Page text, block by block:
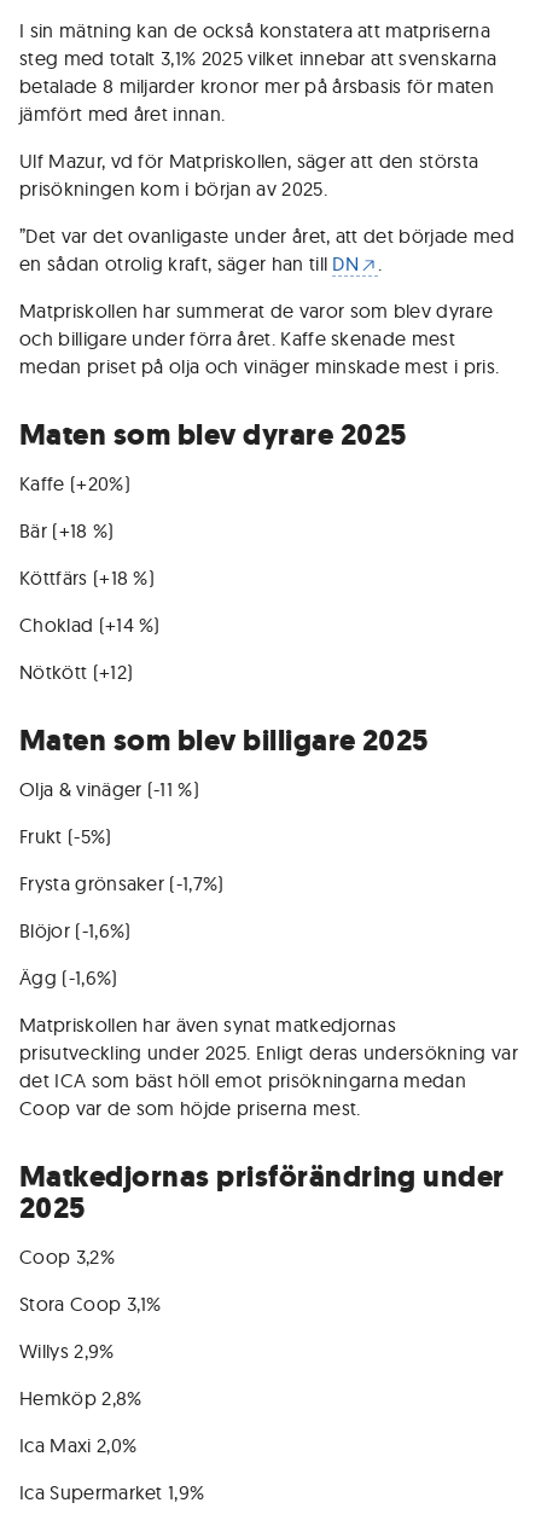
I sin mätning kan de också konstatera att matpriserna
steg med totalt 3,1% 2025 vilket innebar att svenskarna
betalade 8 miljarder kronor mer på årsbasis för maten
jämfört med året innan.
Ulf Mazur, vd för Matpriskollen, säger att den största
prisökningen kom i början av 2025.
”Det var det ovanligaste under året, att det började med
en sådan otrolig kraft, säger han till DN
.
Matpriskollen har summerat de varor som blev dyrare
och billigare under förra året. Kaffe skenade mest
medan priset på olja och vinäger minskade mest i pris.
Maten som blev dyrare 2025
Kaffe (+20%)
Bär (+18 %)
Köttfärs (+18 %)
Choklad (+14 %)
Nötkött (+12)
Maten som blev billigare 2025
Olja & vinäger (-11 %)
Frukt (-5%)
Frysta grönsaker (-1,7%)
Blöjor (-1,6%)
Ägg (-1,6%)
Matpriskollen har även synat matkedjornas
prisutveckling under 2025. Enligt deras undersökning var
det ICA som bäst höll emot prisökningarna medan
Coop var de som höjde priserna mest.
Matkedjornas prisförändring under
2025
Coop 3,2%
Stora Coop 3,1%
Willys 2,9%
Hemköp 2,8%
Ica Maxi 2,0%
Ica Supermarket 1,9%